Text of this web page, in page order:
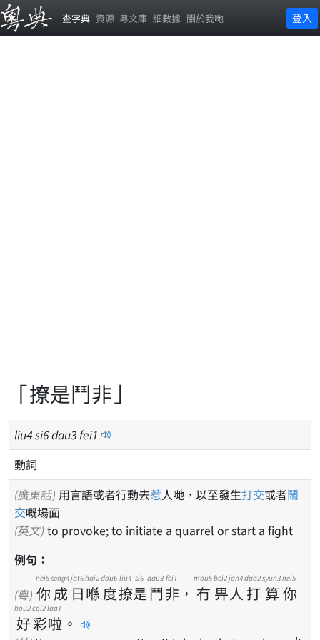
查字典 資源 粵文庫 細數據 關於我哋 登入
「撩是鬥非」
liu4si6dau3fei1
動詞
(廣東話) 用言語或者行動去惹人哋，以至發生打交或者鬧
交嘅場面
(英文) to provoke; to initiate a quarrel or start a fight
例句：
(粵) 你
nei5
成
seng4
日
jat6
喺
hai2
度
dou6
撩
liu4
是
si6
鬥
dau3
非
fei1
， 冇
mou5
畀
bei2
人
jan4
打
daa2
算
syun3
你
nei5
好
hou2
彩
coi2
啦
laa1
。